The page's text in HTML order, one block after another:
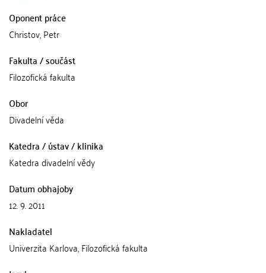
Oponent práce
Christov, Petr
Fakulta / součást
Filozofická fakulta
Obor
Divadelní věda
Katedra / ústav / klinika
Katedra divadelní vědy
Datum obhajoby
12. 9. 2011
Nakladatel
Univerzita Karlova, Filozofická fakulta